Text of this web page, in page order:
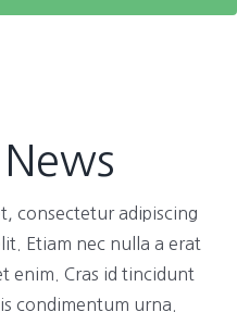
News
consectetur adipiscing
Etiam nec nulla a erat
enim. Cras id tincidunt
condimentum urna.